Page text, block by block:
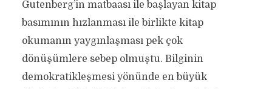
Gutenberg’in matbaası ile başlayan kitap
basımının hızlanması ile birlikte kitap
okumanın yaygınlaşması pek çok
dönüşümlere sebep olmuştu. Bilginin
demokratikleşmesi yönünde en büyük